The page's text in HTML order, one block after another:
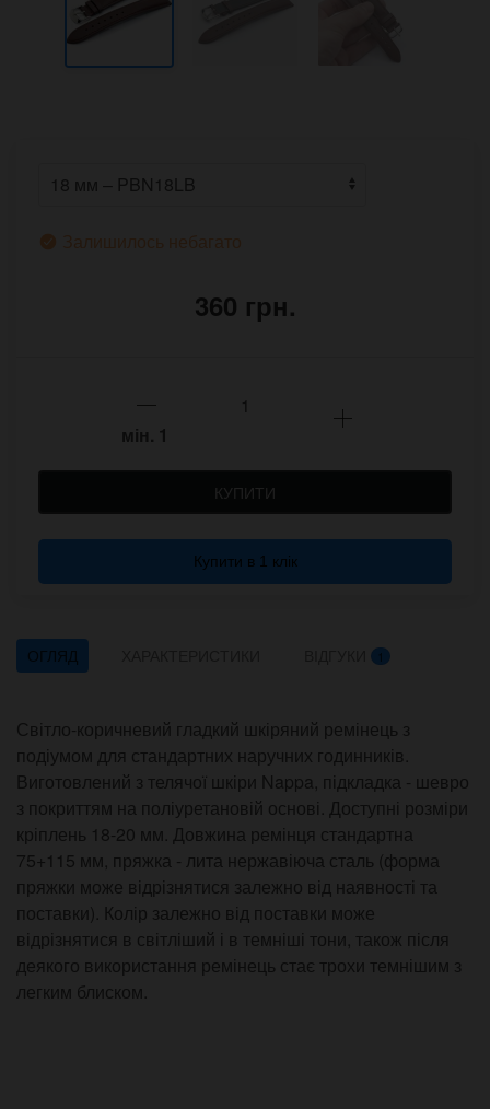
360 грн.
мін. 1
КУПИТИ
Купити в 1 клік
ОГЛЯД 1
Світло-коричневий гладкий шкіряний ремінець з
подіумом для стандартних наручних годинників.
Виготовлений з телячої шкіри Nappa, підкладка - шевро
з покриттям на поліуретановій основі. Доступні розміри
кріплень 18-20 мм. Довжина ремінця стандартна
75+115 мм, пряжка - лита нержавіюча сталь (форма
пряжки може відрізнятися залежно від наявності та
поставки). Колір залежно від поставки може
відрізнятися в світліший і в темніші тони, також після
деякого використання ремінець стає трохи темнішим з
легким блиском.